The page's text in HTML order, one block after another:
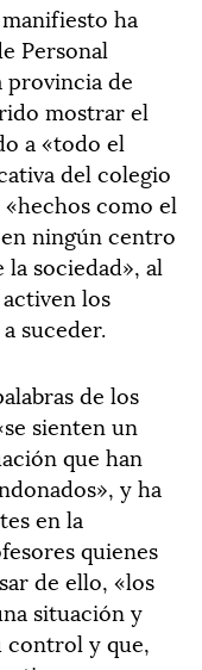
ha
Personal
provincia de
mostrar el
a «todo el
del colegio
«hechos como el
ningún centro
sociedad», al
los
suceder.
de los
sienten un
que han
y ha
en la
quienes
de ello, «los
situación y
control y que,